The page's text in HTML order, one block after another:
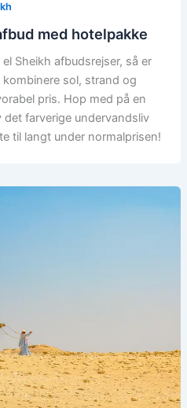
med hotelpakke
Sheikh afbudsrejser, så er
sol, strand og
pris. Hop med på en
farverige undervandsliv
til langt under normalprisen!